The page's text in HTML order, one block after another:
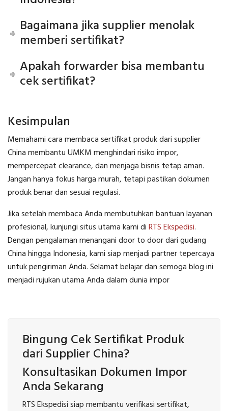
Bagaimana jika supplier menolak
memberi sertifikat?
Apakah forwarder bisa membantu
cek sertifikat?
Kesimpulan
Memahami cara membaca sertifikat produk dari supplier
China membantu UMKM menghindari risiko impor,
mempercepat clearance, dan menjaga bisnis tetap aman.
Jangan hanya fokus harga murah, tetapi pastikan dokumen
produk benar dan sesuai regulasi.
Jika setelah membaca Anda membutuhkan bantuan layanan
profesional, kunjungi situs utama kami diRTS Ekspedisi.
Dengan pengalaman menangani door to door dari gudang
China hingga Indonesia, kami siap menjadi partner tepercaya
untuk pengiriman Anda. Selamat belajar dan semoga blog ini
menjadi rujukan utama Anda dalam dunia impor
Bingung Cek Sertifikat Produk
dari Supplier China?
Konsultasikan Dokumen Impor
Anda Sekarang
RTS Ekspedisi siap membantu verifikasi sertifikat,